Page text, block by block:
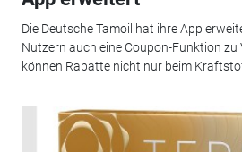
Die Deutsche Tamoil hat ihre App
Nutzern auch eine Coupon-Funktion zu
können Rabatte nicht nur beim